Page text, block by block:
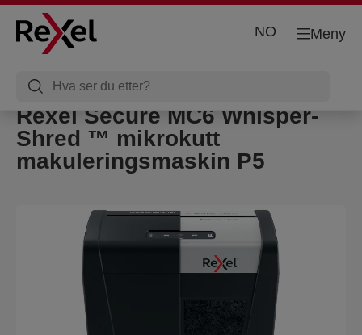
Meny
NO
Rexel Secure MC6 Whisper-
Shred ™ mikrokutt
makuleringsmaskin P5